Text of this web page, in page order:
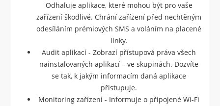
Odhaluje aplikace, které mohou být pro vaše
zařízení škodlivé. Chrání zařízení před nechtěným
odesíláním prémiových SMS a voláním na placené
linky.
Audit aplikací - Zobrazí přístupová práva všech
nainstalovaných aplikací – ve skupinách. Dozvíte
se tak, k jakým informacím daná aplikace
přistupuje.
Monitoring zařízení - Informuje o připojené Wi-Fi